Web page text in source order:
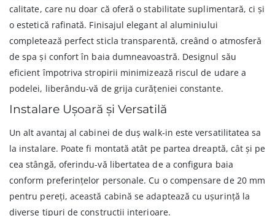
calitate, care nu doar că oferă o stabilitate suplimentară, ci și
o estetică rafinată. Finisajul elegant al aluminiului
completează perfect sticla transparentă, creând o atmosferă
de spa și confort în baia dumneavoastră. Designul său
eficient împotriva stropirii minimizează riscul de udare a
podelei, liberându-vă de grija curățeniei constante.
Instalare Ușoară și Versatilă
Un alt avantaj al cabinei de duș walk-in este versatilitatea sa
la instalare. Poate fi montată atât pe partea dreaptă, cât și pe
cea stângă, oferindu-vă libertatea de a configura baia
conform preferințelor personale. Cu o compensare de 20 mm
pentru pereți, această cabină se adaptează cu ușurință la
diverse tipuri de construcții interioare.